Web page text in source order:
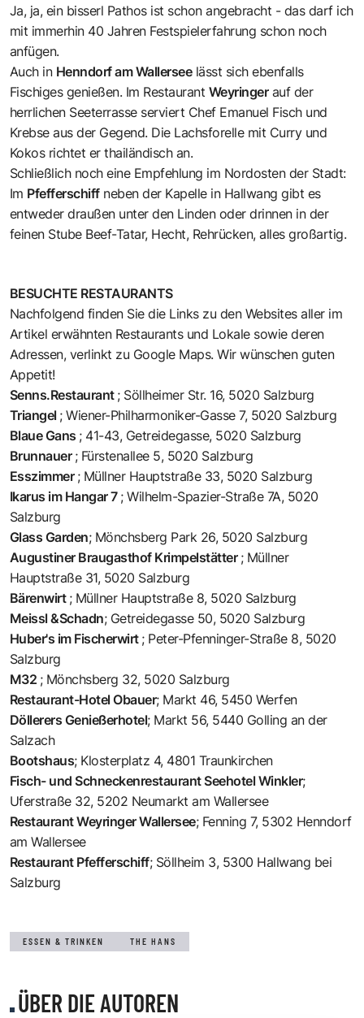
Ja, ja, ein bisserl Pathos ist schon angebracht - das darf ich
mit immerhin 40 Jahren Festspielerfahrung schon noch
anfügen.
Auch in Henndorf am Wallerseelässt sich ebenfalls
Fischiges genießen. Im Restaurant Weyringerauf der
herrlichen Seeterrasse serviert Chef Emanuel Fisch und
Krebse aus der Gegend. Die Lachsforelle mit Curry und
Kokos richtet er thailändisch an.
Schließlich noch eine Empfehlung im Nordosten der Stadt:
Im Pfefferschiff neben der Kapelle in Hallwang gibt es
entweder draußen unter den Linden oder drinnen in der
feinen Stube Beef-Tatar, Hecht, Rehrücken, alles großartig.
BESUCHTE RESTAURANTS
Nachfolgend finden Sie die Links zu den Websites aller im
Artikel erwähnten Restaurants und Lokale sowie deren
Adressen, verlinkt zu Google Maps. Wir wünschen guten
Appetit!
Senns.Restaurant ; Söllheimer Str. 16, 5020 Salzburg
Triangel ;Wiener-Philharmoniker-Gasse 7, 5020 Salzburg
Blaue Gans ; 41-43, Getreidegasse, 5020 Salzburg
Brunnauer ; Fürstenallee 5, 5020 Salzburg
Esszimmer ; Müllner Hauptstraße 33, 5020 Salzburg
Ikarus im Hangar 7 ;Wilhelm-Spazier-Straße 7A, 5020
Salzburg
Glass Garden; Mönchsberg Park 26, 5020 Salzburg
Augustiner Braugasthof Krimpelstätter ; Müllner
Hauptstraße 31, 5020 Salzburg
Bärenwirt ; Müllner Hauptstraße 8, 5020 Salzburg
Meissl &Schadn; Getreidegasse 50, 5020 Salzburg
Huber's im Fischerwirt ; Peter-Pfenninger-Straße 8, 5020
Salzburg
M32 ; Mönchsberg 32, 5020 Salzburg
Restaurant-Hotel Obauer; Markt 46, 5450 Werfen
Döllerers Genießerhotel; Markt 56, 5440 Golling an der
Salzach
Bootshaus; Klosterplatz 4, 4801 Traunkirchen
Fisch- und Schneckenrestaurant Seehotel Winkler;
Uferstraße 32, 5202 Neumarkt am Wallersee
Restaurant Weyringer Wallersee; Fenning 7, 5302 Henndorf
am Wallersee
Restaurant Pfefferschiff; Söllheim 3, 5300 Hallwang bei
Salzburg
ESSEN & TRINKEN THE HANS
ÜBER DIE AUTOREN